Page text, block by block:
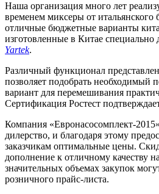
Наша организация много лет
временем миксеры от итальянского
отличные бюджетные варианты
изготовленные в Китае
Yartek.
Различный функционал
позволяет подобрать необходимый
вариант для перемешивания
Сертификация Ростест
Компания «Евронасосомплект-
дилерство, и благодаря этому
заказчикам оптимальные цены.
дополнение к отличному качеству
значительных объемах закупок
розничного прайс-листа.